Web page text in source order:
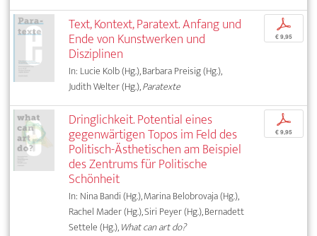
Text, Kontext, Paratext. Anfang und
Ende von Kunstwerken und
Disziplinen
In: Lucie Kolb (Hg.), Barbara Preisig (Hg.),
Judith Welter (Hg.),Paratexte
p
€ 9,95
Dringlichkeit. Potential eines
gegenwärtigen Topos im Feld des
Politisch-Ästhetischen am Beispiel
des Zentrums für Politische
Schönheit
In: Nina Bandi (Hg.), Marina Belobrovaja (Hg.),
Rachel Mader (Hg.), Siri Peyer (Hg.), Bernadett
Settele (Hg.),What can art do?
p
€ 9,95